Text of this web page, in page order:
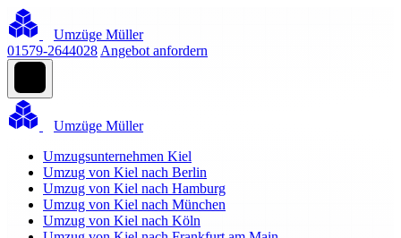
Umzüge Müller
01579-2644028 Angebot anfordern
Umzüge Müller
Umzugsunternehmen Kiel
Umzug von Kiel nach Berlin
Umzug von Kiel nach Hamburg
Umzug von Kiel nach München
Umzug von Kiel nach Köln